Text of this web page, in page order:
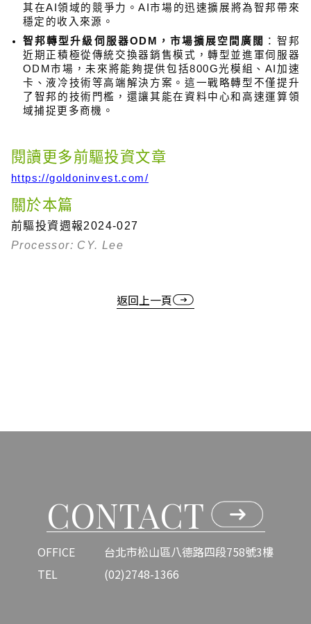
其在AI領域的競爭力。AI市場的迅速擴展將為智邦帶來
穩定的收入來源。
智邦轉型升級伺服器ODM，市場擴展空間廣闊
：智邦
近期正積極從傳統交換器銷售模式，轉型並進軍伺服器
ODM市場，未來將能夠提供包括800G光模組、AI加速
卡、液冷技術等高端解決方案。這一戰略轉型不僅提升
了智邦的技術門檻，還讓其能在資料中心和高速運算領
域捕捉更多商機。
閱讀更多前驅投資文章
https://goldoninvest.com/
關於本篇
前驅投資週報2024-027
Processor: CY. Lee
返回上一頁
OFFICE
台北市松山區八德路四段758號3樓
TEL
(02)2748-1366
CONTACT